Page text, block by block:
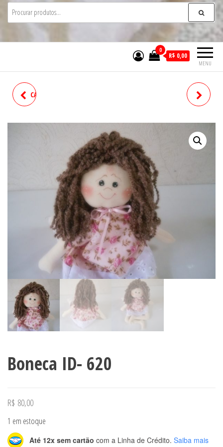
MENU
0
R$ 0,00
CACHECOL INFANTIL ID - 618
Boneca ID- 620
R$ 80,00
1 em estoque
Até 12x sem cartão com a Linha de Crédito. Saiba mais